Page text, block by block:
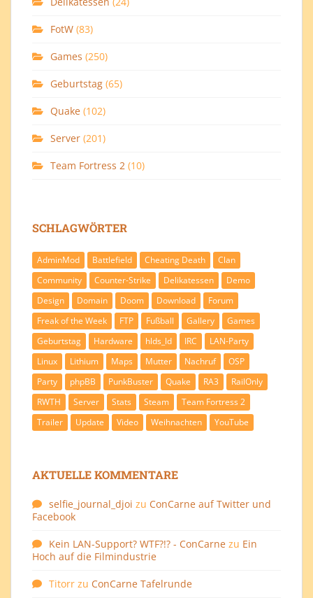
FotW (83)
Games (250)
Geburtstag (65)
Quake (102)
Server (201)
Team Fortress 2 (10)
SCHLAGWÖRTER
AdminMod Battlefield Cheating Death
Clan
Community
Counter-Strike Delikatessen
Demo
Design
Domain Doom Download
Forum
Freak of the Week
FTP Fußball Gallery
Games
Geburtstag
Hardware hlds_ld IRC
LAN-Party
Linux
Lithium Maps Mutter Nachruf
OSP
Party
phpBB PunkBuster Quake RA3
RailOnly
RWTH
Server Stats Steam
Team Fortress 2
Trailer
Update Video Weihnachten YouTube
AKTUELLE KOMMENTARE
selfie_journal_djoi zu ConCarne auf Twitter und
Facebook
Kein LAN-Support? WTF?!? - ConCarne zu Ein
Hoch auf die Filmindustrie
Titorr zu ConCarne Tafelrunde